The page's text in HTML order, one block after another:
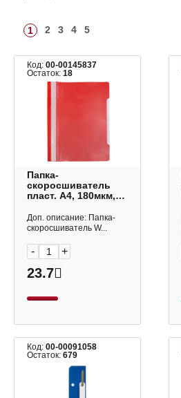
1 2 3 4 5
Код: 00-00145837
Остаток: 18
Папка-
скоросшиватель
пласт. А4, 180мкм,
Workmate
Доп. описание: Папка-
скоросшиватель W...
- +
23.7
Код: 00-00091058
Остаток: 679